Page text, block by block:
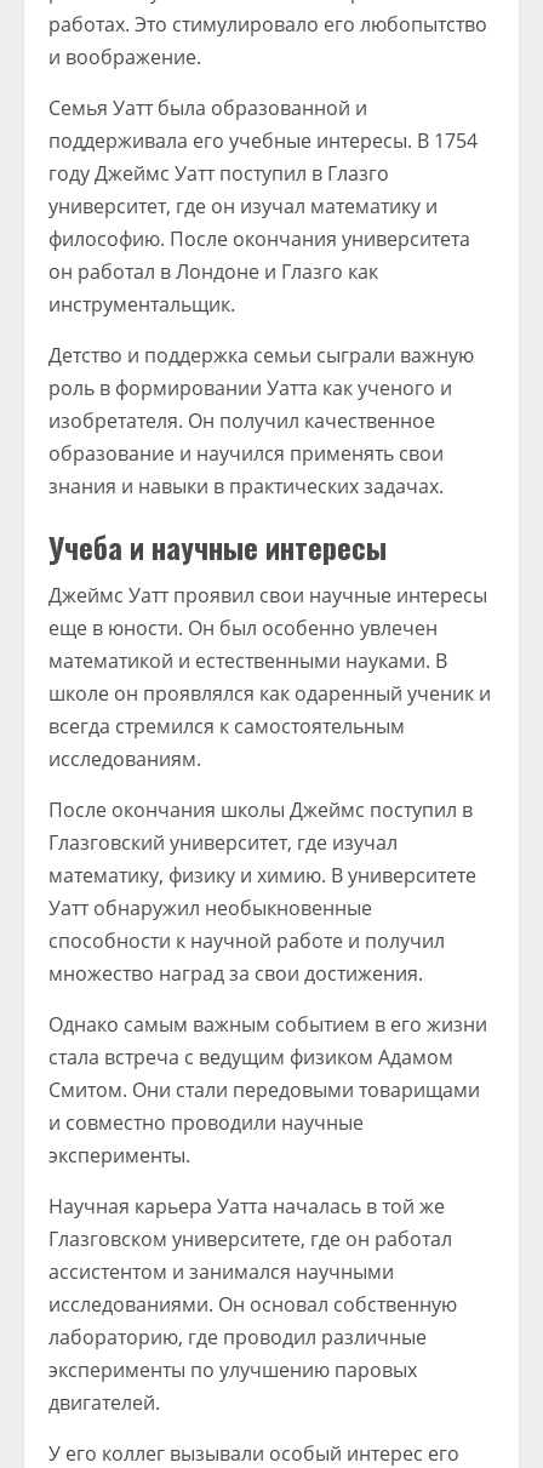
работах. Это стимулировало его любопытство
и воображение.
Семья Уатт была образованной и
поддерживала его учебные интересы. В 1754
году Джеймс Уатт поступил в Глазго
университет, где он изучал математику и
философию. После окончания университета
он работал в Лондоне и Глазго как
инструментальщик.
Детство и поддержка семьи сыграли важную
роль в формировании Уатта как ученого и
изобретателя. Он получил качественное
образование и научился применять свои
знания и навыки в практических задачах.
Учеба и научные интересы
Джеймс Уатт проявил свои научные интересы
еще в юности. Он был особенно увлечен
математикой и естественными науками. В
школе он проявлялся как одаренный ученик и
всегда стремился к самостоятельным
исследованиям.
После окончания школы Джеймс поступил в
Глазговский университет, где изучал
математику, физику и химию. В университете
Уатт обнаружил необыкновенные
способности к научной работе и получил
множество наград за свои достижения.
Однако самым важным событием в его жизни
стала встреча с ведущим физиком Адамом
Смитом. Они стали передовыми товарищами
и совместно проводили научные
эксперименты.
Научная карьера Уатта началась в той же
Глазговском университете, где он работал
ассистентом и занимался научными
исследованиями. Он основал собственную
лабораторию, где проводил различные
эксперименты по улучшению паровых
двигателей.
У его коллег вызывали особый интерес его